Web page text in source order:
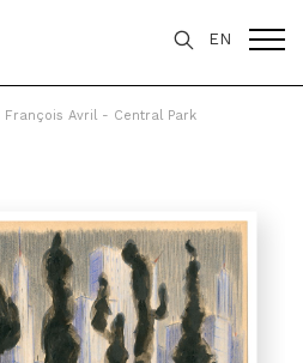
EN
François Avril - Central Park